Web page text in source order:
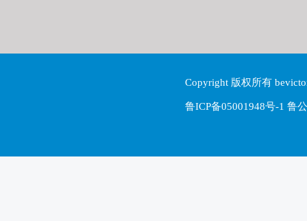
Copyright 版权所有
鲁ICP备05001948号-1 鲁